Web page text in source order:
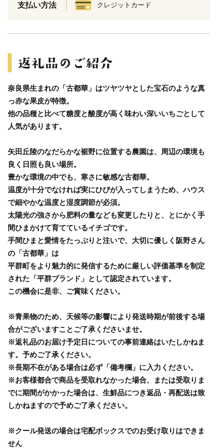
支払い方法 クレジットカード
奈良県生まれの「古都華」はツヤツヤとした宝石のような真
っ赤な果皮が特徴。
他の品種と比べて糖度と酸度が高く味わい深いいちごとして
人気があります。
矢田丘陵のなだらかな裾野に位置する農園は、周辺の環境も
良く日照も良い場所。
豊かな環境の中でも、寒さに敏感な古都華。
温度が十分でなければ実にひびが入ってしまうため、ハウス
で細やかな温度と湿度調節が必須。
太陽光の強さから肥料の量なども変更したりと、とにかく手
間ひまかけて育てているイチゴです。
手間ひまと愛情をたっぷりと注いで、大切に優しく阪野さん
の「古都華」は
平群町をより魅力的に発信するために厳しい評価基準を制定
された「平群ブランド」として認定されています。
この機会に是非、ご賞味ください。
※青果物のため、天候等の影響により発送時期が前後する場
合がございますことご了承くださいませ。
※返礼品のお届け予定日についての事前連絡はいたしかねま
す。予めご了承ください。
※長期不在がある場合は必ず「備考欄」に入力ください。
※お客様都合で商品を受取れなかった場合、または受取りま
でに期間がかかった場合は、生鮮品につき返品・再配送は致
しかねますので予めご了承ください。
※クール発送の場合は宅配ボックスでのお受け取りはできま
せん